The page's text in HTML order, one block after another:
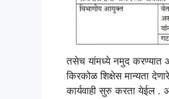
तसेच यांमध्ये नमुद करण्यात
किरकोळ शिक्षेस मान्यता
कार्यवाही सुरु करता येईल